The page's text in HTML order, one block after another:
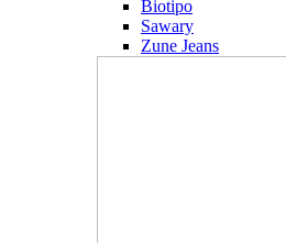
Biotipo
Sawary
Zune Jeans